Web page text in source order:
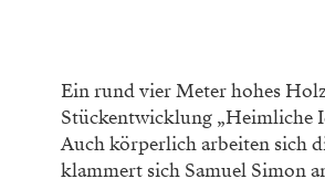
Ein rund vier Meter hohes
Stückentwicklung „Heimliche
Auch körperlich arbeiten sich
klammert sich Samuel Simon